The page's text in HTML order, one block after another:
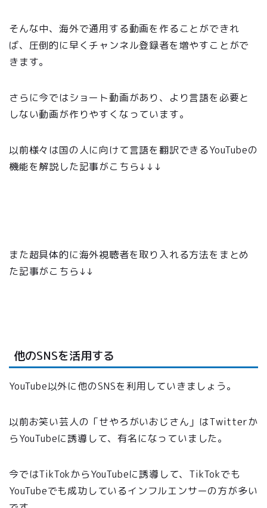
そんな中、海外で通用する動画を作ることができれ
ば、圧倒的に早くチャンネル登録者を増やすことがで
きます。
さらに今ではショート動画があり、より言語を必要と
しない動画が作りやすくなっています。
以前様々は国の人に向けて言語を翻訳できるYouTubeの
機能を解説した記事がこちら↓↓↓
また超具体的に海外視聴者を取り入れる方法をまとめ
た記事がこちら↓↓
他のSNSを活用する
YouTube以外に他のSNSを利用していきましょう。
以前お笑い芸人の「せやろがいおじさん」はTwitterか
らYouTubeに誘導して、有名になっていました。
今ではTikTokからYouTubeに誘導して、TikTokでも
YouTubeでも成功しているインフルエンサーの方が多い